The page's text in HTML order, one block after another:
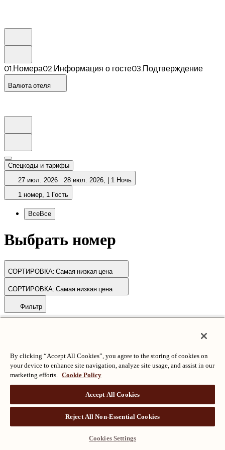
01.Номера02.Информация о госте03.Подтверждение
Валюта отеля
Спецкоды и тарифы
27 июл. 2026
28 июл. 2026,
1 Ночь
1 номер, 1 Гость
ВсеВсе
Выбрать номер
СОРТИРОВКА: Самая низкая цена
СОРТИРОВКА: Самая низкая цена
Фильтр
ВСЕ ПРАВА ЗАЩИЩЕНЫ
沪ICP备2024050525
By clicking “Accept All Cookies”, you agree to the storing of cookies on
your device to enhance site navigation, analyze site usage, and assist in our
marketing efforts. Cookie Policy
Accept All Cookies
Reject All Non-Essential Cookies
Cookies Settings